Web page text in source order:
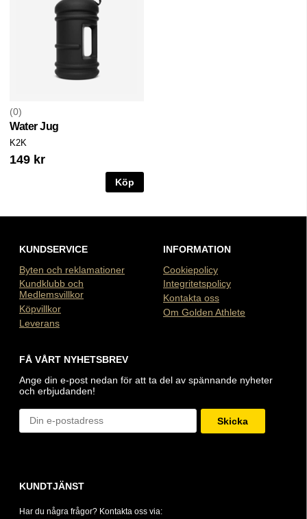
0
Water Jug
K2K
149 kr
Köp
KUNDSERVICE
Byten och reklamationer
Kundklubb och
Medlemsvillkor
Köpvillkor
Leverans
INFORMATION
Cookiepolicy
Integritetspolicy
Kontakta oss
Om Golden Athlete
FÅ VÅRT NYHETSBREV
Ange din e-post nedan för att ta del av spännande nyheter
och erbjudanden!
Skicka
KUNDTJÄNST
Har du några frågor? Kontakta oss via: